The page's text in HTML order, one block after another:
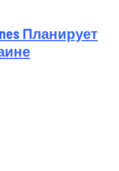
Планирует